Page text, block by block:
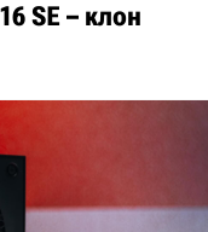
SE – клон